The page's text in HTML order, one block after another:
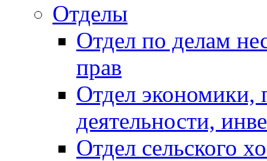
Отделы
Отдел по делам
прав
Отдел экономики,
деятельности,
Отдел сельского